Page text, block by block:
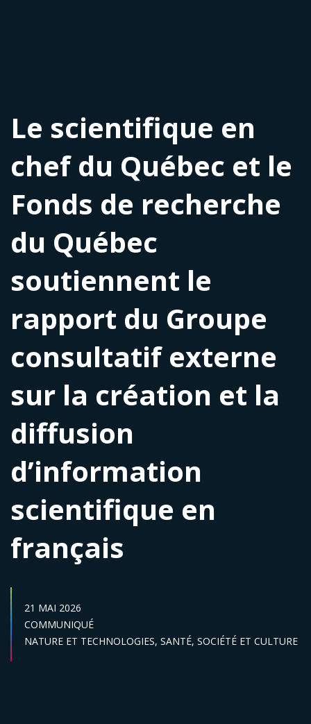
Le scientifique en
chef du Québec et le
Fonds de recherche
du Québec
soutiennent le
rapport du Groupe
consultatif externe
sur la création et la
diffusion
d’information
scientifique en
français
DATE DE PUBLICATION :
21 MAI 2026
Catégories :
COMMUNIQUÉ
Secteur :
NATURE ET TECHNOLOGIES, SANTÉ, SOCIÉTÉ ET CULTURE